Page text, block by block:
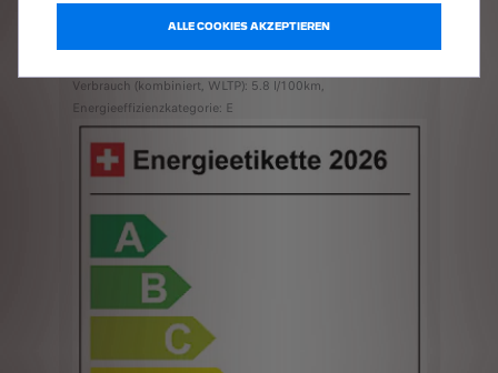
Verbrauch (kombiniert, WLTP): 5.8 l/100km,
Energieeffizienzkategorie: E
ALLE COOKIES AKZEPTIEREN